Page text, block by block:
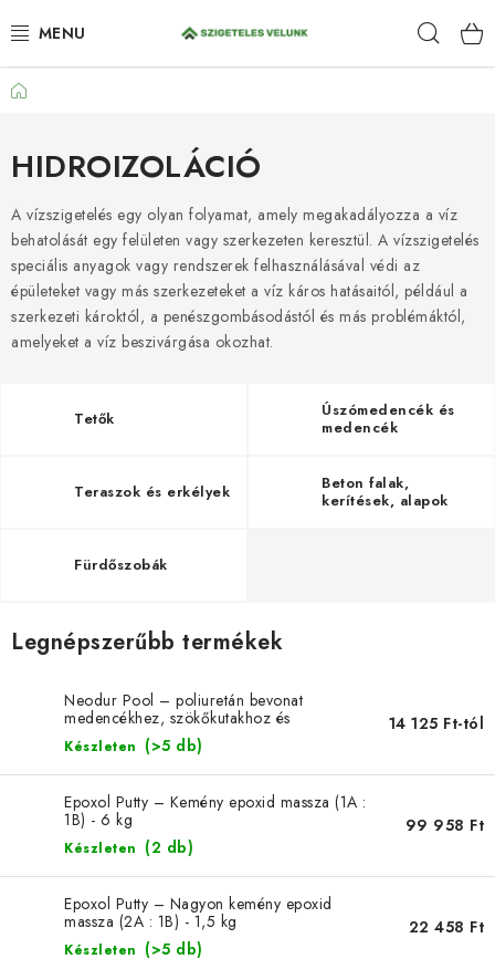
tartalomhoz
HIDROIZOLÁCIÓ
FESTÉKEK ÉS BEHATOLÁSOK
PADLÓK
ANTI-GRAFFITI
TÖMÍTŐANYAGOK
SZERSZEREK
ÁLTALÁNOS SZERZŐDÉSI FELTÉTELEK
SZEMÉLYES ADATOK FELDOLGOZÁSA
Kezdőlap
HIDROIZOLÁCIÓ
A vízszigetelés egy olyan folyamat, amely megakadályozza a víz
behatolását egy felületen vagy szerkezeten keresztül. A vízszigetelés
speciális anyagok vagy rendszerek felhasználásával védi az
épületeket vagy más szerkezeteket a víz káros hatásaitól, például a
szerkezeti károktól, a penészgombásodástól és más problémáktól,
amelyeket a víz beszivárgása okozhat.
Tetők
Úszómedencék és
medencék
Teraszok és erkélyek
Beton falak,
kerítések, alapok
Fürdőszobák
Legnépszerűbb termékek
Neodur Pool – poliuretán bevonat
medencékhez, szökőkutakhoz és
víztartályokhoz
Készleten (>5 db)
14 125 Ft-tól
Epoxol Putty – Kemény epoxid massza (1A :
1B) - 6 kg
Készleten (2 db)
99 958 Ft
Epoxol Putty – Nagyon kemény epoxid
massza (2A : 1B) - 1,5 kg
Készleten (>5 db)
22 458 Ft